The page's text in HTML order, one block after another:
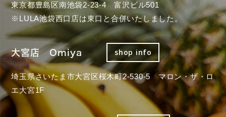
東京都豊島区南池袋2-23-4 富沢ビル501
※LULA池袋西口店は東口と合併いたしました。
大宮店 Omiya shop info
埼玉県さいたま市大宮区桜木町2-530-5 マロン・ザ・ロ
エ大宮1F